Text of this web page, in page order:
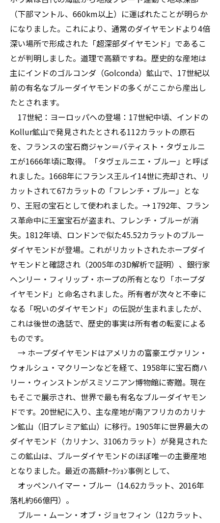
（下部マントル、660km以上）に運ばれたことが明らか
になりました。これにより、通常のダイヤモンドより4倍
深い場所で形成された「超深部ダイヤモンド」であるこ
とが判明しました。道理で高額ですね。歴史的な産地は
主にインドのゴルコンダ（Golconda）鉱山で、17世紀以
前の有名なブルーダイヤモンドの多くがここから産出し
たとされます。
17世紀：ヨーロッパへの登場：17世紀中頃、インドの
Kollur鉱山で発見されたとされる112カラットの原石
を、フランスの宝石商ジャン＝バティスト・タヴェルニ
エが1666年頃に取得。「タヴェルニエ・ブルー」と呼ば
れました。1668年にフランス王ルイ14世に売却され、リ
カットされて67カラットの「フレンチ・ブルー」とな
り、王冠の宝石として使われました。→ 1792年、フラン
ス革命中に王室宝石が盗まれ、フレンチ・ブルーが消
失。1812年頃、ロンドンで似た45.52カラットのブルー
ダイヤモンドが登場。これがリカットされたホープダイ
ヤモンドと確認され（2005年の3D解析で証明）、銀行家
ヘンリー・フィリップ・ホープの所有となり「ホープダ
イヤモンド」と命名されました。所有者が次々と不幸に
なる「呪いのダイヤモンド」の伝説が生まれましたが、
これは後世の逸話で、歴史的事実は所有者の転変による
ものです。
→ ホープダイヤモンドはアメリカの富豪エヴァリン・
ウォルシュ・マクリーンなどを経て、1958年に宝石商ハ
リー・ウィンストンがスミソニアン博物館に寄贈。現在
もそこで展示され、世界で最も有名なブルーダイヤモン
ドです。20世紀に入り、主な産地が南アフリカのカリナ
ン鉱山（旧プレミア鉱山）に移行。1905年に世界最大の
ダイヤモンド（カリナン、3106カラット）が発見された
この鉱山は、ブルーダイヤモンドのほぼ唯一の主要産地
となりました。最近の高額ｵｰｸｼｮﾝ事例として、
オッペンハイマー・ブルー（14.62カラット、2016年
落札約66億円）。
ブルー・ムーン・オブ・ジョセフィン（12カラット、